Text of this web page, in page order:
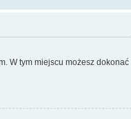
W tym miejscu możesz dokonać